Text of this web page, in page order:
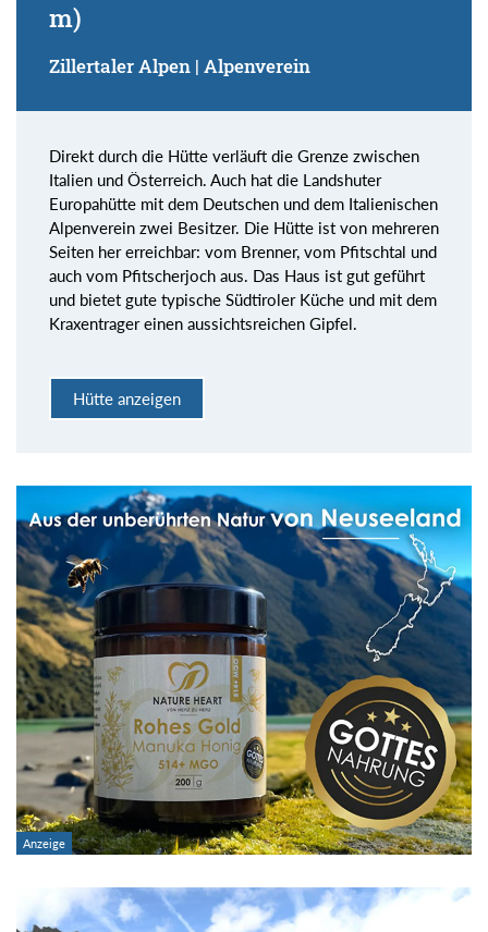
m)
Zillertaler Alpen | Alpenverein
Direkt durch die Hütte verläuft die Grenze zwischen
Italien und Österreich. Auch hat die Landshuter
Europahütte mit dem Deutschen und dem Italienischen
Alpenverein zwei Besitzer. Die Hütte ist von mehreren
Seiten her erreichbar: vom Brenner, vom Pfitschtal und
auch vom Pfitscherjoch aus. Das Haus ist gut geführt
und bietet gute typische Südtiroler Küche und mit dem
Kraxentrager einen aussichtsreichen Gipfel.
Hütte anzeigen